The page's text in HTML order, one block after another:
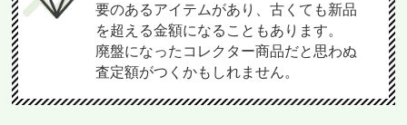
要のあるアイテムがあり、古くても新品
を超える金額になることもあります。
廃盤になったコレクター商品だと思わぬ
査定額がつくかもしれません。